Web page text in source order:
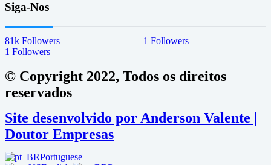
Siga-Nos
81k Followers 1 Followers
1 Followers
© Copyright 2022, Todos os direitos
reservados
Site desenvolvido por Anderson Valente |
Doutor Empresas
Portuguese